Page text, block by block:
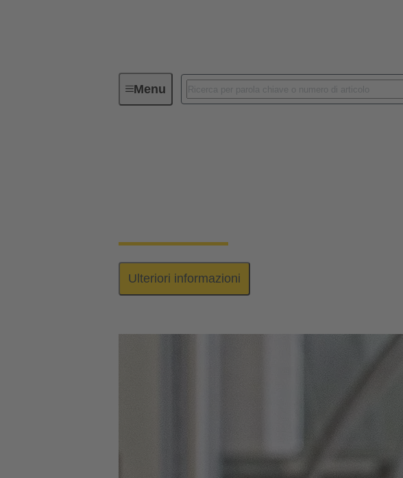
MenuSerie
Ulteriori informazioni